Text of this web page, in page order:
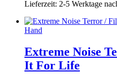
Lieferzeit: 2-5 Werktage
Hand
Extreme Noise
It For Life